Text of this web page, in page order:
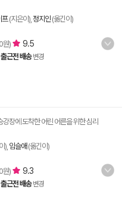
프(지은이), 정지인 (옮긴이)
원) 9.5
출근전 배송 변경
강장에 도착한 어린 어른을 위한 심리
), 임슬애 (옮긴이)
원) 9.3
출근전 배송 변경